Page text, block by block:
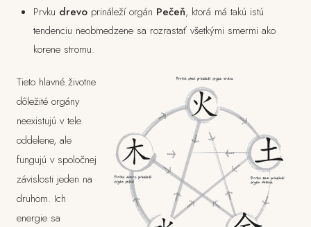
Prvku drevo prináleží orgán Pečeň, ktorá má takú istú
tendenciu neobmedzene sa rozrastať všetkými smermi ako
korene stromu.
Tieto hlavné životne
dôležité orgány
neexistujú v tele
oddelene, ale
fungujú v spoločnej
závislosti jeden na
druhom. Ich
energie sa